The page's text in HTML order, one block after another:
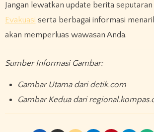
Jangan lewatkan update berita seputaran
Evakuasi serta berbagai informasi
akan memperluas wawasan Anda.
Sumber Informasi Gambar:
Gambar Utama dari detik.com
Gambar Kedua dari